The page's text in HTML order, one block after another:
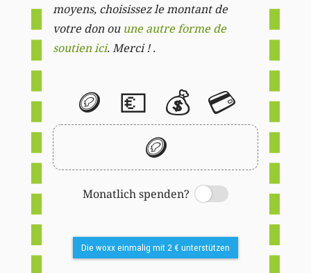
moyens, choisissez le montant de
votre don ou une autre forme de
soutien ici. Merci ! .
🪙 💶 💰 💳
🪙
Monatlich spenden?
Switch
Die woxx einmalig mit 2 € unterstützen